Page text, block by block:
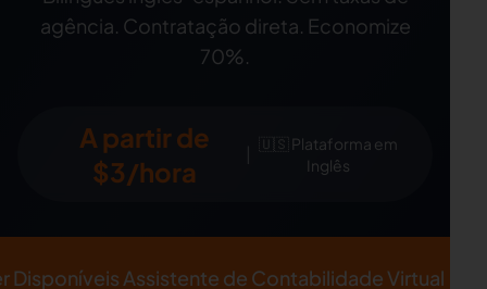
agência. Contratação direta. Economize
70%.
A partir de
$3/hora
🇺🇸 Plataforma em
Inglês
Disponíveis Assistente de Contabilidade Virtual